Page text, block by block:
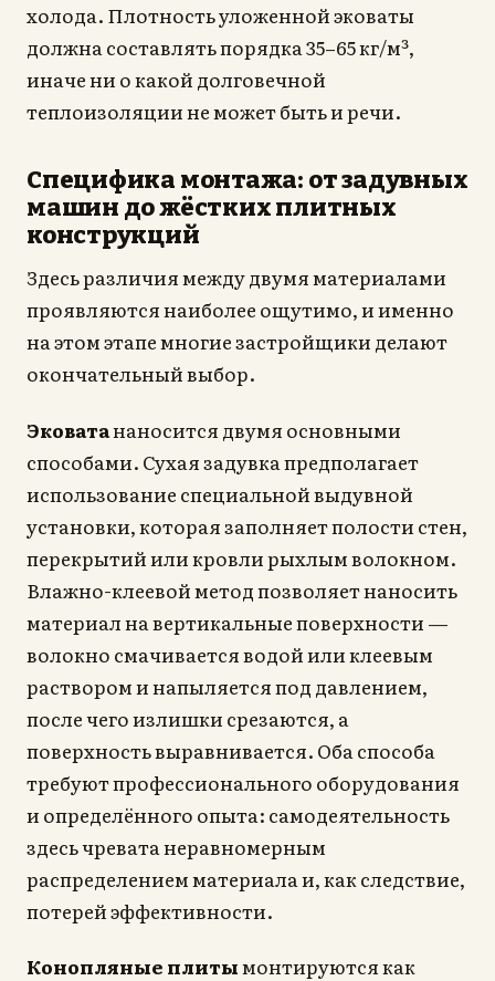
холода. Плотность уложенной эковаты
должна составлять порядка 35–65 кг/м³,
иначе ни о какой долговечной
теплоизоляции не может быть и речи.
Специфика монтажа: от задувных
машин до жёстких плитных
конструкций
Здесь различия между двумя материалами
проявляются наиболее ощутимо, и именно
на этом этапе многие застройщики делают
окончательный выбор.
Эковатананосится двумя основными
способами. Сухая задувка предполагает
использование специальной выдувной
установки, которая заполняет полости стен,
перекрытий или кровли рыхлым волокном.
Влажно-клеевой метод позволяет наносить
материал на вертикальные поверхности —
волокно смачивается водой или клеевым
раствором и напыляется под давлением,
после чего излишки срезаются, а
поверхность выравнивается. Оба способа
требуют профессионального оборудования
и определённого опыта: самодеятельность
здесь чревата неравномерным
распределением материала и, как следствие,
потерей эффективности.
Конопляные плитымонтируются как